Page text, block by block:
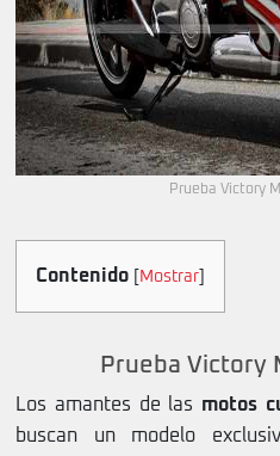
Prueba Victory
Contenido Mostrar
Prueba Victory
Los amantes de las motos
buscan un modelo